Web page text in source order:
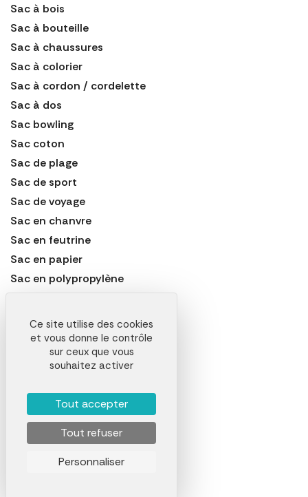
Sac à bois
Sac à bouteille
Sac à chaussures
Sac à colorier
Sac à cordon / cordelette
Sac à dos
Sac bowling
Sac coton
Sac de plage
Sac de sport
Sac de voyage
Sac en chanvre
Sac en feutrine
Sac en papier
Sac en polypropylène
Sac en toile de jute
Sac étanche
Sac laminé
Sac marin
Sac pelliculé
Sac pique-nique
Sac polochon
Ce site utilise des cookies
et vous donne le contrôle
sur ceux que vous
souhaitez activer
Tout accepter
Tout refuser
Personnaliser